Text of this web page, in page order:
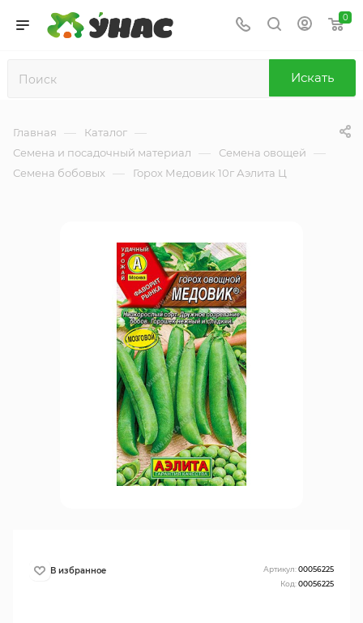
0
Искать
Главная — Каталог —
Семена и посадочный материал — Семена овощей —
Семена бобовых — Горох Медовик 10г Аэлита Ц
Артикул:00056225
Код:00056225